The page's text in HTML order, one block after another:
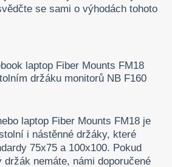
se sami o výhodách tohoto
laptop Fiber Mounts FM18 je
i nástěnné držáky, které
75x75 a 100x100. Pokud
držák nemáte, námi doporučené